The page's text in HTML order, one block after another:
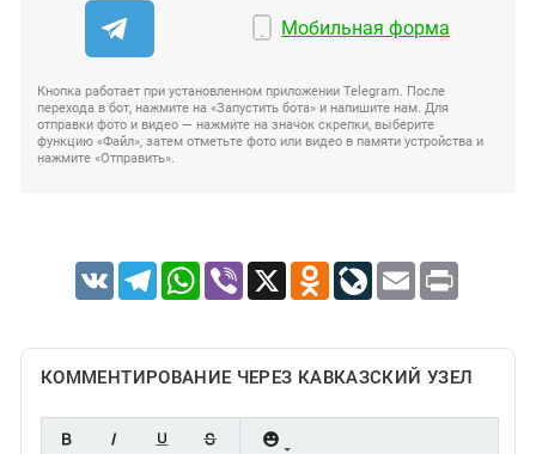
Мобильная форма
Кнопка работает при установленном приложении Telegram. После
перехода в бот, нажмите на «Запустить бота» и напишите нам. Для
отправки фото и видео — нажмите на значок скрепки, выберите
функцию «Файл», затем отметьте фото или видео в памяти устройства и
нажмите «Отправить».
VK TelegramWhatsApp
Viber X Odnoklassniki
LiveJournal
Email Print
КОММЕНТИРОВАНИЕ ЧЕРЕЗ КАВКАЗСКИЙ УЗЕЛ